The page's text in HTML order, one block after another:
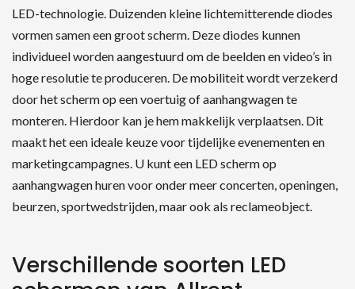
LED-technologie. Duizenden kleine lichtemitterende diodes
vormen samen een groot scherm. Deze diodes kunnen
individueel worden aangestuurd om de beelden en video’s in
hoge resolutie te produceren. De mobiliteit wordt verzekerd
door het scherm op een voertuig of aanhangwagen te
monteren. Hierdoor kan je hem makkelijk verplaatsen. Dit
maakt het een ideale keuze voor tijdelijke evenementen en
marketingcampagnes. U kunt een LED scherm op
aanhangwagen huren voor onder meer concerten, openingen,
beurzen, sportwedstrijden, maar ook als reclameobject.
Verschillende soorten LED